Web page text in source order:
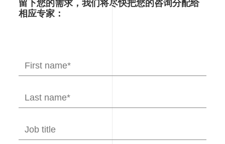
留下您的需求，我们将尽快把您的咨询分配给
相应专家：